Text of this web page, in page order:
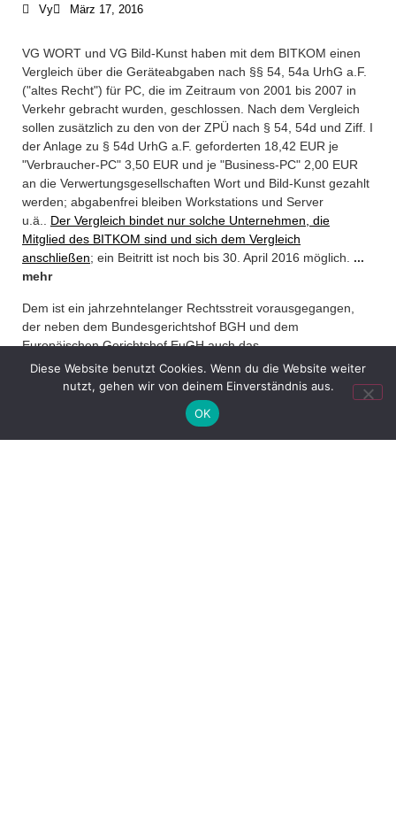
Vy März 17, 2016
VG WORT und VG Bild-Kunst haben mit dem BITKOM einen
Vergleich über die Geräteabgaben nach §§ 54, 54a UrhG a.F.
("altes Recht") für PC, die im Zeitraum von 2001 bis 2007 in
Verkehr gebracht wurden, geschlossen. Nach dem Vergleich
sollen zusätzlich zu den von der ZPÜ nach § 54, 54d und Ziff. I
der Anlage zu § 54d UrhG a.F. geforderten 18,42 EUR je
"Verbraucher-PC" 3,50 EUR und je "Business-PC" 2,00 EUR
an die Verwertungsgesellschaften Wort und Bild-Kunst gezahlt
werden; abgabenfrei bleiben Workstations und Server
u.ä.. Der Vergleich bindet nur solche Unternehmen, die
Mitglied des BITKOM sind und sich dem Vergleich
anschließen; ein Beitritt ist noch bis 30. April 2016 möglich. ...
mehr
Dem ist ein jahrzehntelanger Rechtsstreit vorausgegangen,
der neben dem Bundesgerichtshof BGH und dem
Europäischen Gerichtshof EuGH auch das
Bundesverfassungsgericht beschäftigt hat. Zuletzt hatte das
OLG München angekündigt, wohl nicht vor 2023 zu einer
. Ob die geltend gemachten
Ansprüche dem Grunde nach bestehen und in welcher
(gesetzlichen) Höhe ist damit weiterhin offen, zumalzuletzt
What We Do /
Schwerpunkte
Who We Are /
Über uns
Where To Find Us /
Impressum
+49 30 5156599-80
office@verweyen.legal
Diese Website benutzt Cookies. Wenn du die Website weiter
nutzt, gehen wir von deinem Einverständnis aus.
OK